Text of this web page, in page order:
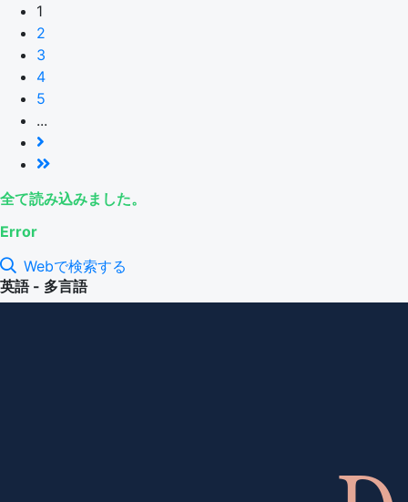
1
2
3
4
5
...
全て読み込みました。
Error
Webで検索する
英語 - 多言語